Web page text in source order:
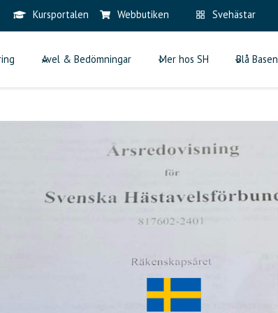
Kursportalen Webbutiken Svehästar
Avel & Bedömningar Mer hos SH Blå Basen